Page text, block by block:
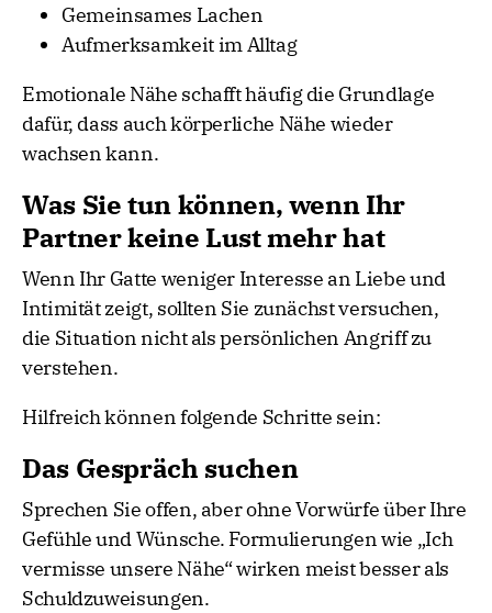
Gemeinsames Lachen
Aufmerksamkeit im Alltag
Emotionale Nähe schafft häufig die Grundlage
dafür, dass auch körperliche Nähe wieder
wachsen kann.
Was Sie tun können, wenn Ihr
Partner keine Lust mehr hat
Wenn Ihr Gatte weniger Interesse an Liebe und
Intimität zeigt, sollten Sie zunächst versuchen,
die Situation nicht als persönlichen Angriff zu
verstehen.
Hilfreich können folgende Schritte sein:
Das Gespräch suchen
Sprechen Sie offen, aber ohne Vorwürfe über Ihre
Gefühle und Wünsche. Formulierungen wie „Ich
vermisse unsere Nähe“ wirken meist besser als
Schuldzuweisungen.